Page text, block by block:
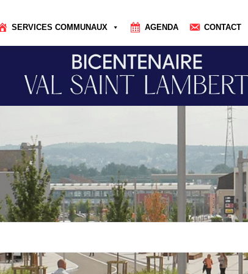
SERVICES COMMUNAUX AGENDA CONTACT